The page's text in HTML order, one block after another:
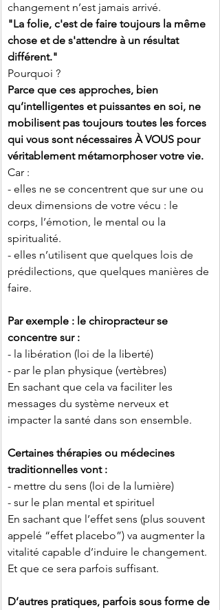
changement n’est jamais arrivé.
"La folie, c'est de faire toujours la même
chose et de s'attendre à un résultat
différent."
Pourquoi ?
Parce que ces approches, bien
qu’intelligentes et puissantes en soi, ne
mobilisent pas toujours toutes les forces
qui vous sont nécessaires À VOUS pour
véritablement métamorphoser votre vie.
Car :
- elles ne se concentrent que sur une ou
deux dimensions de votre vécu : le
corps, l’émotion, le mental ou la
spiritualité.
- elles n’utilisent que quelques lois de
prédilections, que quelques manières de
faire.
Par exemple : le chiropracteur se
concentre sur :
- la libération (loi de la liberté)
- par le plan physique (vertèbres)
En sachant que cela va faciliter les
messages du système nerveux et
impacter la santé dans son ensemble.
Certaines thérapies ou médecines
traditionnelles vont :
- mettre du sens (loi de la lumière)
- sur le plan mental et spirituel
En sachant que l’effet sens (plus souvent
appelé “effet placebo”) va augmenter la
vitalité capable d’induire le changement.
Et que ce sera parfois suffisant.
D’autres pratiques, parfois sous forme de